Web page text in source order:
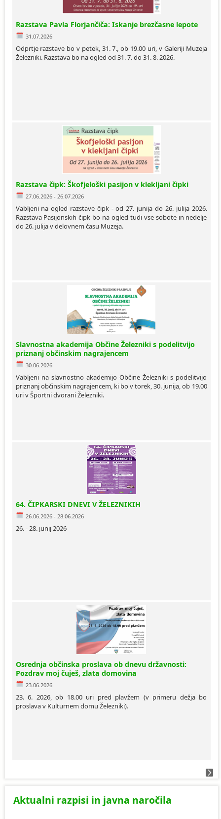
Razstava Pavla Florjančiča: Iskanje brezčasne lepote
31.07.2026
Odprtje razstave bo v petek, 31. 7., ob 19.00 uri, v Galeriji Muzeja
Železniki. Razstava bo na ogled od 31. 7. do 31. 8. 2026.
Razstava čipk: Škofjeloški pasijon v klekljani čipki
27.06.2026 - 26.07.2026
Vabljeni na ogled razstave čipk - od 27. junija do 26. julija 2026.
Razstava Pasijonskih čipk bo na ogled tudi vse sobote in nedelje
do 26. julija v delovnem času Muzeja.
Slavnostna akademija Občine Železniki s podelitvijo
priznanj občinskim nagrajencem
30.06.2026
Vabljeni na slavnostno akademijo Občine Železniki s podelitvijo
priznanj občinskim nagrajencem, ki bo v torek, 30. junija, ob 19.00
uri v Športni dvorani Železniki.
64. ČIPKARSKI DNEVI V ŽELEZNIKIH
26.06.2026 - 28.06.2026
26. - 28. junij 2026
Osrednja občinska proslava ob dnevu državnosti:
Pozdrav moj čuješ, zlata domovina
23.06.2026
23. 6. 2026, ob 18.00 uri pred plavžem (v primeru dežja bo
proslava v Kulturnem domu Železniki).
Aktualni razpisi in javna naročila